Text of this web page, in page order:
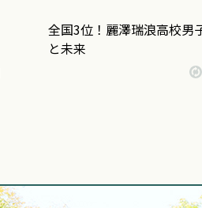
全国3位！麗澤瑞浪高校男
と未来